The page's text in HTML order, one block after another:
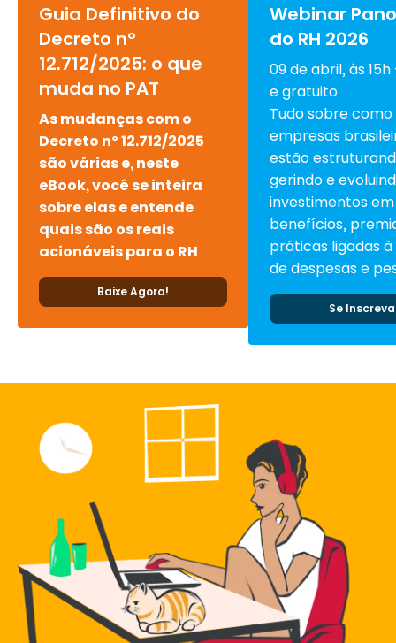
Guia Definitivo do
Decreto nº
12.712/2025: o que
muda no PAT
As mudanças com o
Decreto nº 12.712/2025
são várias e, neste
eBook, você se inteira
sobre elas e entende
quais são os reais
acionáveis para o RH
Baixe Agora!
Webinar
do RH 2026
09 de abril, às
e gratuito
Tudo sobre como
empresas
estão
gerindo e
investimentos em
benefícios,
práticas ligadas
de despesas e
Se